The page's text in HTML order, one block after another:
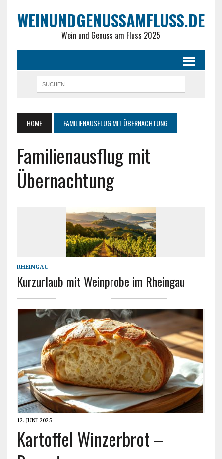
WEINUNDGENUSSAMFLUSS.DE
Wein und Genuss am Fluss 2025
HOME FAMILIENAUSFLUG MIT ÜBERNACHTUNG
Familienausflug mit
Übernachtung
RHEINGAU
Kurzurlaub mit Weinprobe im Rheingau
12. JUNI 2025
Kartoffel Winzerbrot –